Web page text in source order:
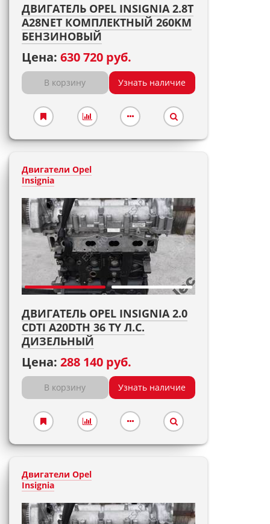
ДВИГАТЕЛЬ OPEL INSIGNIA 2.8T
A28NET КОМПЛЕКТНЫЙ 260KM
БЕНЗИНОВЫЙ
Цена: 630 720 руб.
В корзину Узнать наличие
Двигатели Opel
Insignia
ДВИГАТЕЛЬ OPEL INSIGNIA 2.0
CDTI A20DTH 36 TY Л.С.
ДИЗЕЛЬНЫЙ
Цена: 288 140 руб.
В корзину Узнать наличие
Двигатели Opel
Insignia